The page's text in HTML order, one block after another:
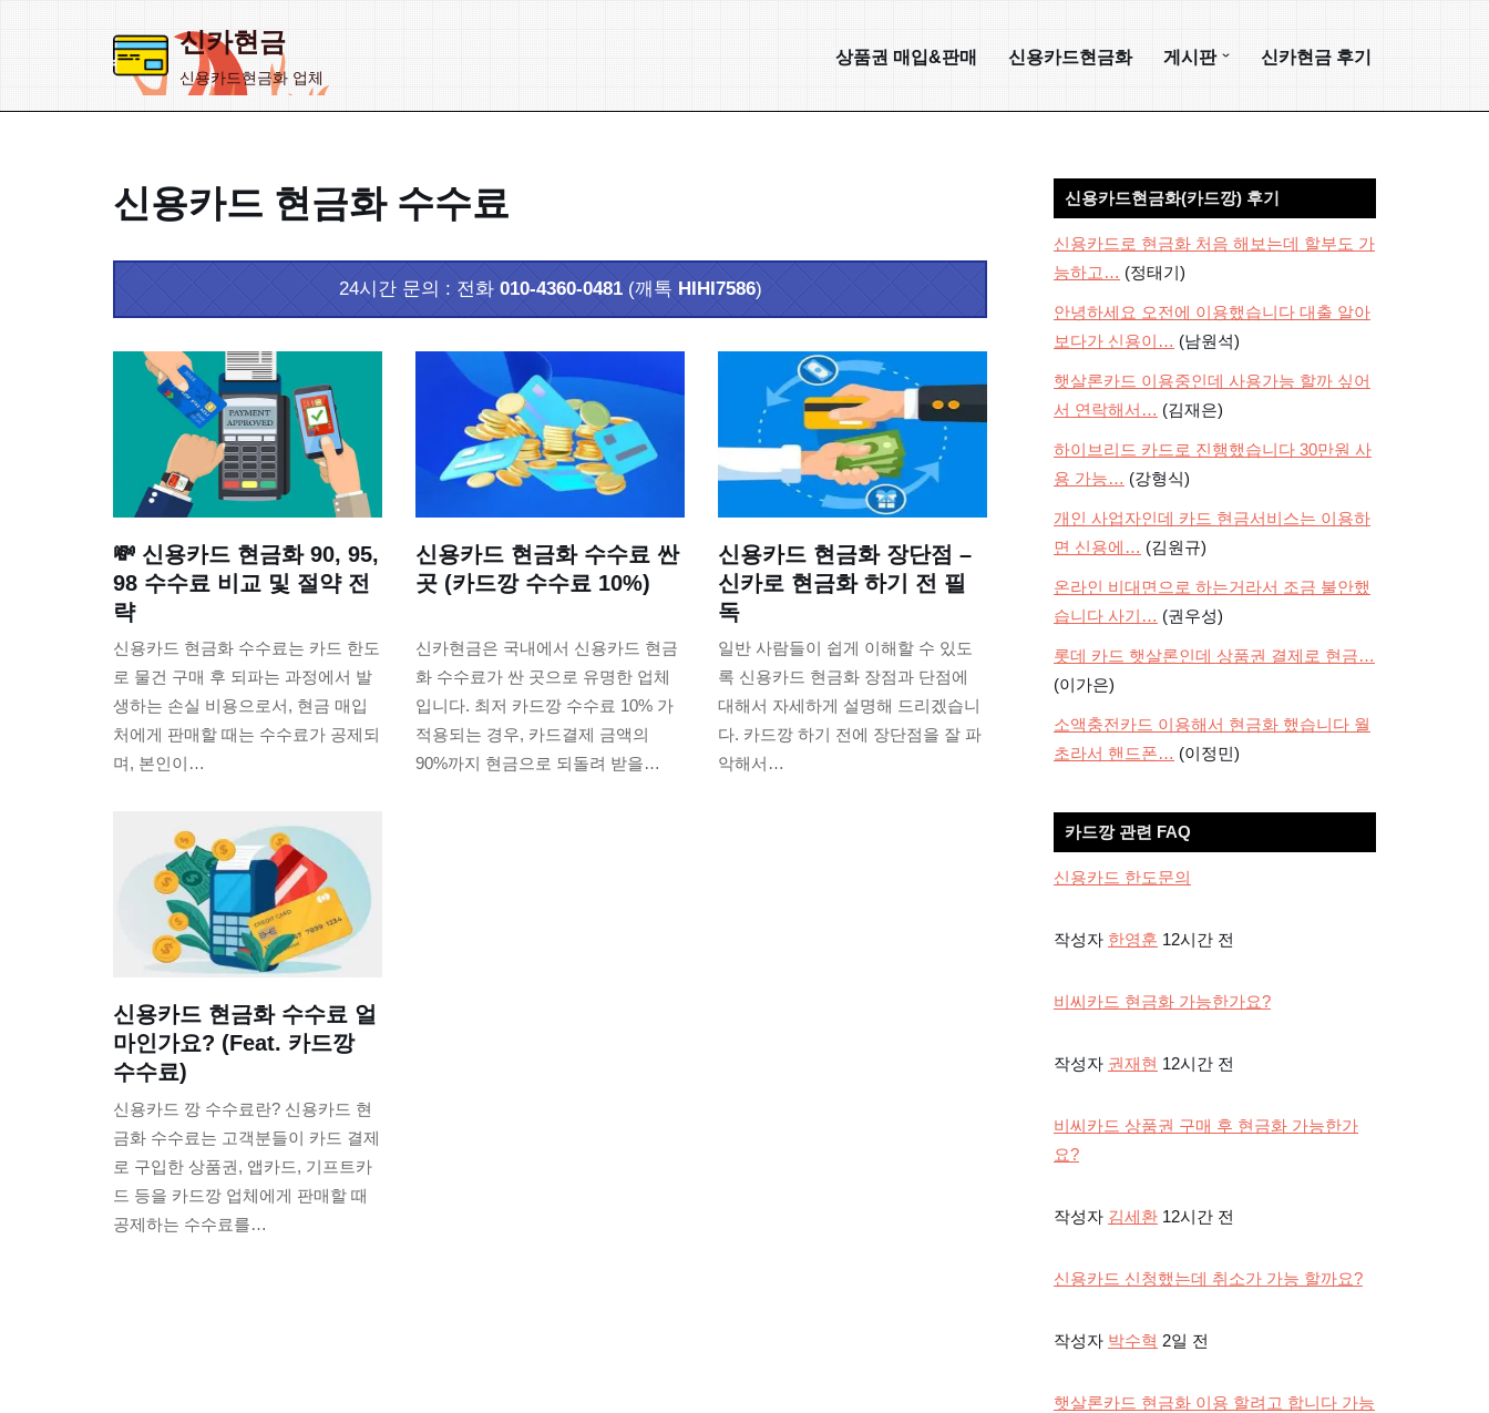
신카현금
신용카드현금화 업체
상품권 매입&판매 신용카드현금화 게시판 신카현금 후기
신용카드 현금화 수수료
24시간 문의 : 전화 010-4360-0481(깨톡 HIHI7586)
💸 신용카드 현금화 90, 95,
98 수수료 비교 및 절약 전
략
신용카드 현금화 수수료는 카드 한도
로 물건 구매 후 되파는 과정에서 발
생하는 손실 비용으로서, 현금 매입
처에게 판매할 때는 수수료가 공제되
며, 본인이…
신용카드 현금화 수수료 싼
곳 (카드깡 수수료 10%)
신카현금은 국내에서 신용카드 현금
화 수수료가 싼 곳으로 유명한 업체
입니다. 최저 카드깡 수수료 10% 가
적용되는 경우, 카드결제 금액의
90%까지 현금으로 되돌려 받을…
신용카드 현금화 장단점 –
신카로 현금화 하기 전 필
독
일반 사람들이 쉽게 이해할 수 있도
록 신용카드 현금화 장점과 단점에
대해서 자세하게 설명해 드리겠습니
다. 카드깡 하기 전에 장단점을 잘 파
악해서…
신용카드 현금화 수수료 얼
마인가요? (Feat. 카드깡
수수료)
신용카드 깡 수수료란? 신용카드 현
금화 수수료는 고객분들이 카드 결제
로 구입한 상품권, 앱카드, 기프트카
드 등을 카드깡 업체에게 판매할 때
공제하는 수수료를…
신용카드현금화(카드깡) 후기
신용카드로 현금화 처음 해보는데 할부도 가
능하고… (정태기)
안녕하세요 오전에 이용했습니다 대출 알아
보다가 신용이… (남원석)
햇살론카드 이용중인데 사용가능 할까 싶어
서 연락해서… (김재은)
하이브리드 카드로 진행했습니다 30만원 사
용 가능… (강형식)
개인 사업자인데 카드 현금서비스는 이용하
면 신용에… (김원규)
온라인 비대면으로 하는거라서 조금 불안했
습니다 사기… (권우성)
롯데 카드 햇살론인데 상품권 결제로 현금…
(이가은)
소액충전카드 이용해서 현금화 했습니다 월
초라서 핸드폰… (이정민)
카드깡 관련 FAQ
신용카드 한도문의
작성자 한영훈 12시간 전
비씨카드 현금화 가능한가요?
작성자 권재현 12시간 전
비씨카드 상품권 구매 후 현금화 가능한가
요?
작성자 김세환 12시간 전
신용카드 신청했는데 취소가 가능 할까요?
작성자 박수혁 2일 전
햇살론카드 현금화 이용 할려고 합니다 가능